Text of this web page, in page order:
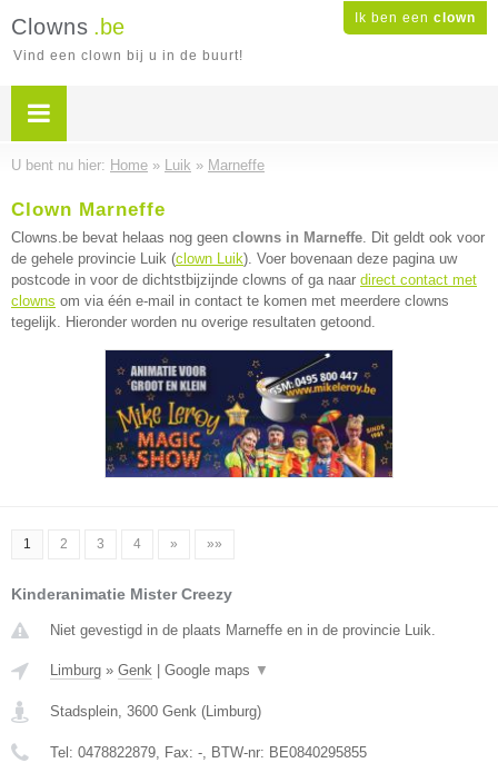
Ik ben een clown
Clowns .be
Vind een clown bij u in de buurt!
U bent nu hier: Home » Luik » Marneffe
Clown Marneffe
Clowns.be bevat helaas nog geen clowns in Marneffe. Dit geldt ook voor
de gehele provincie Luik (clown Luik). Voer bovenaan deze pagina uw
postcode in voor de dichtstbijzijnde clowns of ga naar direct contact met
clowns om via één e-mail in contact te komen met meerdere clowns
tegelijk. Hieronder worden nu overige resultaten getoond.
1 2 3 4 » »»
Kinderanimatie Mister Creezy
Niet gevestigd in de plaats Marneffe en in de provincie Luik.
Limburg » Genk Google maps ▼
Stadsplein, 3600 Genk (Limburg)
Tel: 0478822879, Fax: -, BTW-nr: BE0840295855